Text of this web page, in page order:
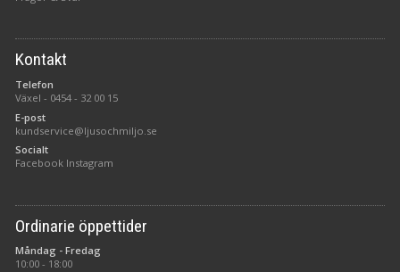
Kontakt
Telefon
Växel - 0454 - 32 00 15
E-post
kundservice@ljusochmiljo.se
Socialt
Facebook Instagram
Ordinarie öppettider
Måndag - Fredag
10:00 - 18:00